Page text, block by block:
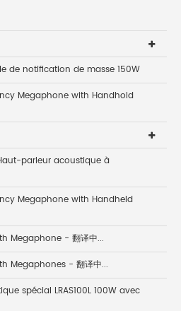
de notification de masse 150W
Megaphone with Handhold
parleur acoustique à
Megaphone with Handheld
Megaphone - 翻译中...
Megaphones - 翻译中...
spécial LRAS100L 100W avec